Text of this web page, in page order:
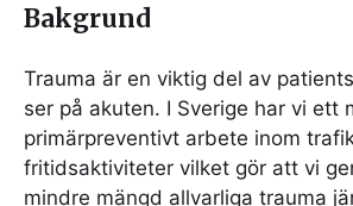
Bakgrund
Trauma är en viktig del av
ser på akuten. I Sverige har vi ett
primärpreventivt arbete inom
fritidsaktiviteter vilket gör att vi
mindre mängd allvarliga trauma